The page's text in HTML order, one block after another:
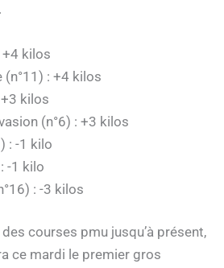
+4 kilos
(n°11) : +4 kilos
kilos
(n°6) : +3 kilos
: -1 kilo
-1 kilo
: -3 kilos
courses pmu jusqu’à présent,
ce mardi le premier gros